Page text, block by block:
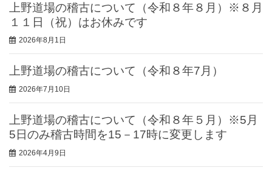
上野道場の稽古について（令和８年８月）※８月
１１日（祝）はお休みです
2026年8月1日
上野道場の稽古について（令和８年7月）
2026年7月10日
上野道場の稽古について（令和８年５月）※5月
5日のみ稽古時間を15－17時に変更します
2026年4月9日